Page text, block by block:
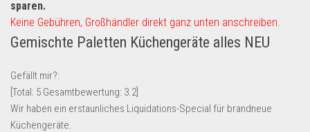
Handy und Smartphone
Kosmetik & Pflege
Lebensmittel & Getränke
Multimedia & Elektro
Münzen
sparen.
Keine Gebühren, Großhändler direkt ganz unten anschreiben.
Gemischte Paletten Küchengeräte alles NEU
Gefällt mir?:
[Total: 5 Gesamtbewertung: 3.2]
Wir haben ein erstaunliches Liquidations-Special für brandneue
Küchengeräte.